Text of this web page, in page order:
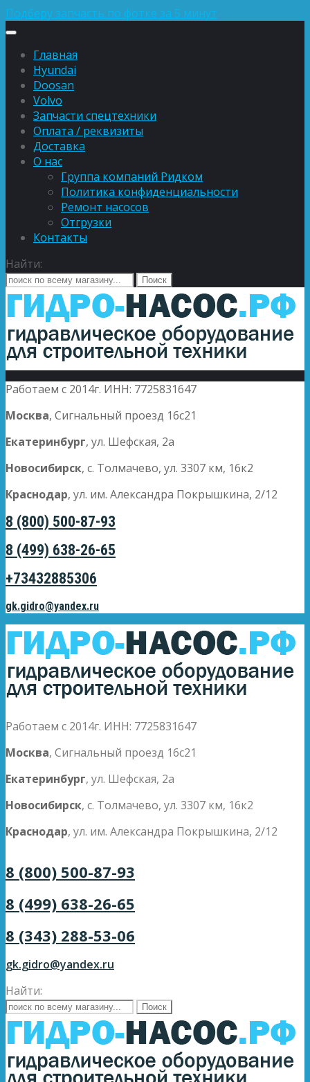
Подберу запчасть по фотке за 5 минут
Главная
Hyundai
Doosan
Volvo
Запчасти спецтехники
Оплата / реквизиты
Доставка
О нас
Группа компаний Ридком
Политика конфиденциальности
Ремонт насосов
Отгрузки
Контакты
Найти:
Работаем с 2014г. ИНН: 7725831647
Москва, Сигнальный проезд 16с21
Екатеринбург, ул. Шефская, 2а
Новосибирск, с. Толмачево, ул. 3307 км, 16к2
Краснодар, ул. им. Александра Покрышкина, 2/12
8 (800) 500-87-93
8 (499) 638-26-65
+73432885306
gk.gidro@yandex.ru
Работаем с 2014г. ИНН: 7725831647
Москва, Сигнальный проезд 16с21
Екатеринбург, ул. Шефская, 2а
Новосибирск, с. Толмачево, ул. 3307 км, 16к2
Краснодар, ул. им. Александра Покрышкина, 2/12
8 (800) 500-87-93
8 (499) 638-26-65
8 (343) 288-53-06
gk.gidro@yandex.ru
Найти: